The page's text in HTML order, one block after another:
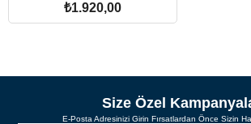
₺1.920,00
Size Özel
E-Posta Adresinizi Girin Fırsatlardan Önce Sizin